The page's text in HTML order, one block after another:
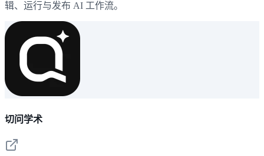
辑、运行与发布 AI 工作流。
切问学术